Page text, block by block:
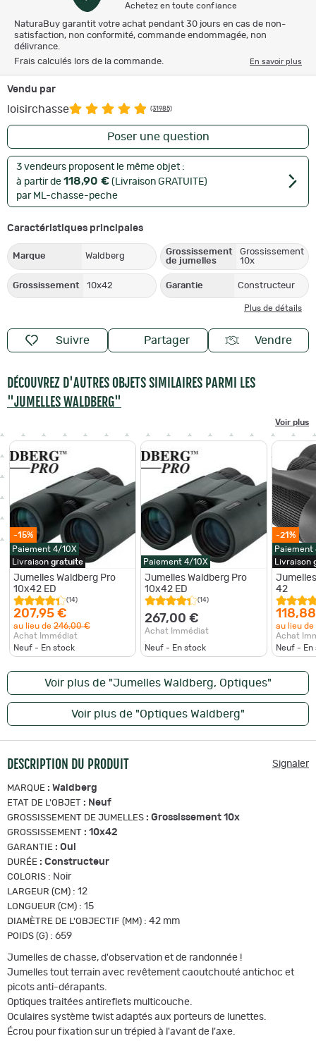
Achetez en toute confiance
NaturaBuy garantit votre achat pendant 30 jours en cas de non-
satisfaction, non conformité, commande endommagée, non
délivrance.
Frais calculés lors de la commande.
En savoir plus
Vendu par
loisirchasse (31985)
Poser une question
3 vendeurs proposent le même objet :
à partir de 118,90 € (Livraison GRATUITE)
par ML-chasse-peche
Caractéristiques principales
Marque Waldberg
Grossissement
de jumelles
Grossissement
10x
Grossissement 10x42 Garantie Constructeur
Plus de détails
Suivre Partager Vendre
DÉCOUVREZ D'AUTRES OBJETS SIMILAIRES PARMI LES
"JUMELLES WALDBERG"
Voir plus
-15%
Paiement 4/10X
Livraison gratuite
Jumelles Waldberg Pro
10x42 ED
(14)
207,95 €
au lieu de 246,00 €
Achat Immédiat
Neuf - En stock
Paiement 4/10X
Jumelles Waldberg Pro
10x42 ED
(14)
267,00 €
Achat Immédiat
Neuf - En stock
-21%
Paiement
Livraison
42
au lieu de
Achat
Neuf - En
Voir plus de "Jumelles Waldberg, Optiques"
Voir plus de "Optiques Waldberg"
DESCRIPTION DU PRODUIT Signaler
MARQUE : Waldberg
ETAT DE L'OBJET : Neuf
GROSSISSEMENT DE JUMELLES : Grossissement 10x
GROSSISSEMENT : 10x42
GARANTIE : Oui
DURÉE : Constructeur
COLORIS : Noir
LARGEUR (CM) : 12
LONGUEUR (CM) : 15
DIAMÈTRE DE L'OBJECTIF (MM) : 42 mm
POIDS (G) : 659
Jumelles de chasse, d'observation et de randonnée !
Jumelles tout terrain avec revêtement caoutchouté antichoc et
picots anti-dérapants.
Optiques traitées antireflets multicouche.
Oculaires système twist adaptés aux porteurs de lunettes.
Écrou pour fixation sur un trépied à l'avant de l'axe.